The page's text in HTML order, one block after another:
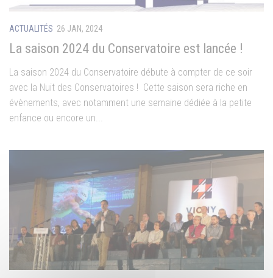
ACTUALITÉS 26 JAN, 2024
La saison 2024 du Conservatoire est lancée !
La saison 2024 du Conservatoire débute à compter de ce soir
avec la Nuit des Conservatoires ! Cette saison sera riche en
évènements, avec notamment une semaine dédiée à la petite
enfance ou encore un...